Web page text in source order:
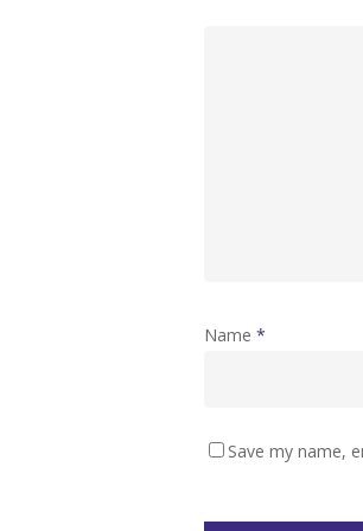
Name *
Save my name,